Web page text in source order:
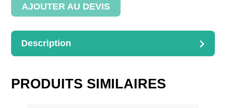
plateaux
AJOUTER AU DEVIS
Description
Dimensions : 40x60x20cm
PRODUITS SIMILAIRES